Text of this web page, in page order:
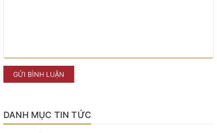
GỬI BÌNH LUẬN
DANH MỤC TIN TỨC